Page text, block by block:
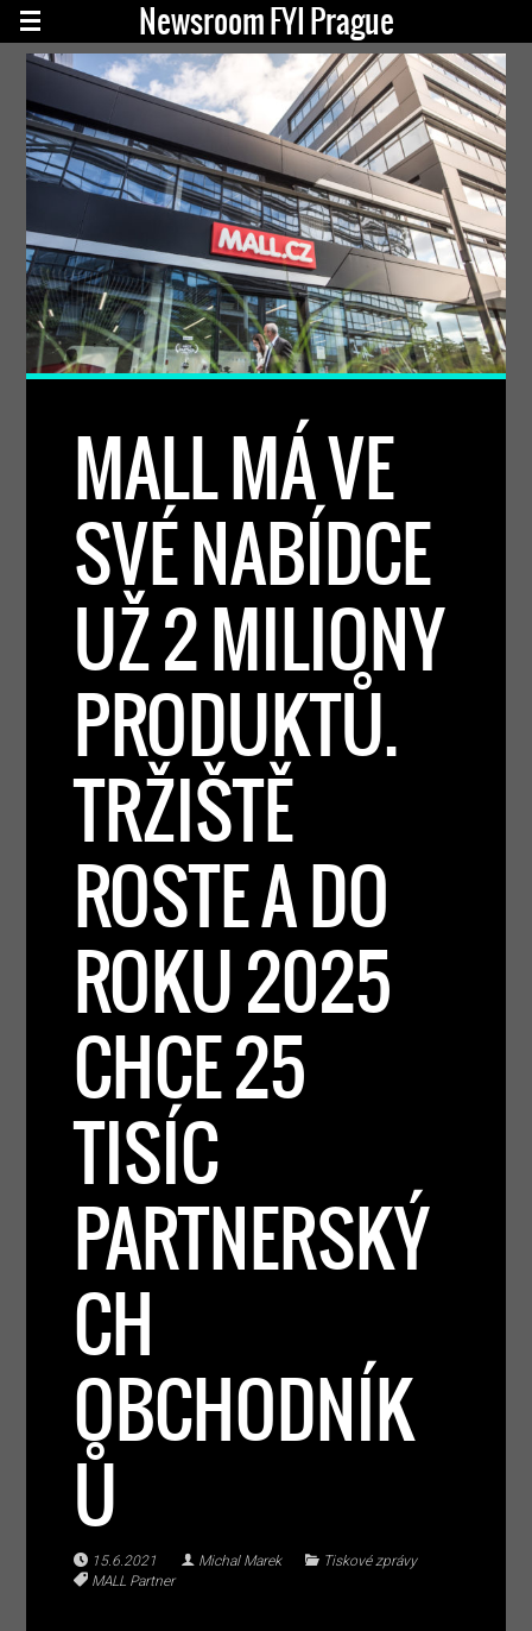
Newsroom FYI Prague
MALL MÁ VE
SVÉ NABÍDCE
UŽ 2 MILIONY
PRODUKTŮ.
TRŽIŠTĚ
ROSTE A DO
ROKU 2025
CHCE 25
TISÍC
PARTNERSKÝ
CH
OBCHODNÍK
Ů
15.6.2021 Michal Marek
Tiskové zprávy
MALL Partner